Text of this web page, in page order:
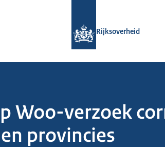
Rijksoverheid
Woo-verzoek
provincies